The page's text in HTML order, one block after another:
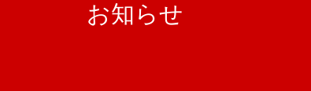
お知らせ